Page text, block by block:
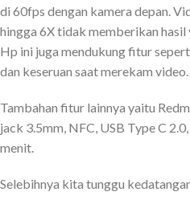
di 60fps dengan kamera depan.
hingga 6X tidak memberikan
Hp ini juga mendukung fitur
dan keseruan saat merekam video.
Tambahan fitur lainnya yaitu
jack 3.5mm, NFC, USB Type C
menit.
Selebihnya kita tunggu